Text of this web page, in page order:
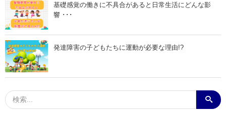
基礎感覚の働きに不具合があると日常生活にどんな影
響 ･･･
発達障害の子どもたちに運動が必要な理由!?